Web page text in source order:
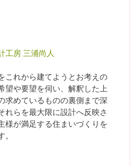
工房 三浦尚人
これから建てようとお考えの
望や要望を伺い、解釈した上
求めているものの裏側まで深
れらを最大限に設計へ反映さ
様が満足する住まいづくりを